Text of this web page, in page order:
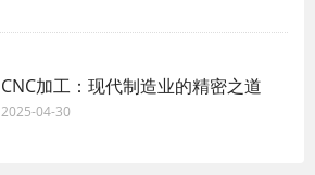
CNC加工：现代制造业的精密之道
2025-04-30